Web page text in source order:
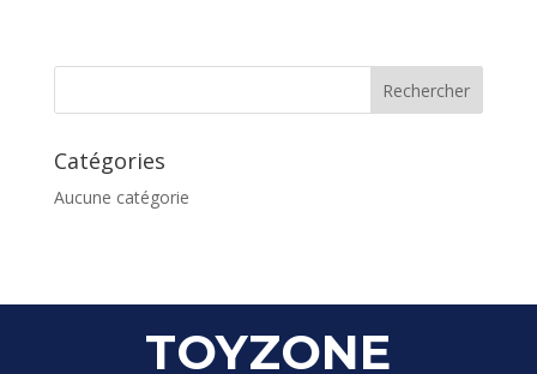
Catégories
Aucune catégorie
TOYZONE